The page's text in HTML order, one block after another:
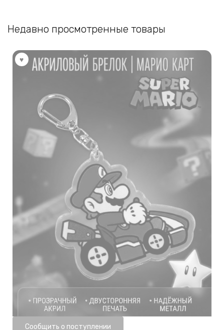
Недавно просмотренные товары
Нет в наличии
Сообщить о поступлении